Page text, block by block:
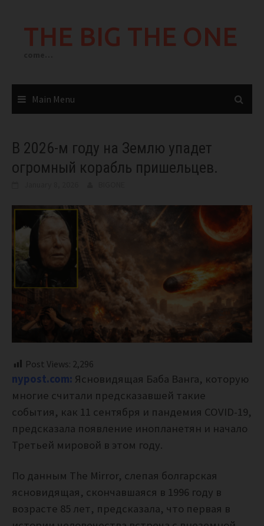
THE BIG THE ONE
Main Menu
В 2026-м году на Землю упадет
огромный корабль пришельцев.
Post Views: 2,296
nypost.com: Ясновидящая Баба Ванга, которую
многие считали предсказавшей такие
события, как 11 сентября и пандемия COVID-19,
предсказала появление инопланетян и начало
Третьей мировой в этом году.
По данным The Mirror, слепая болгарская
ясновидящая, скончавшаяся в 1996 году в
возрасте 85 лет, предсказала, что первая в